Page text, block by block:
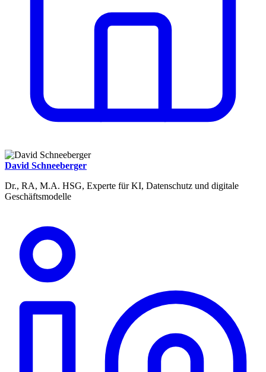
David Schneeberger
Dr., RA, M.A. HSG, Experte für KI, Datenschutz und digitale
Geschäftsmodelle